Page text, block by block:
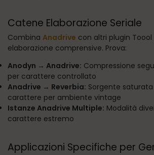
Catene Elaborazione Seriale
Combina Anadrive con altri plugin
elaborazione comprensive. Prova:
Anodyn → Anadrive: Compressione
per carattere controllato
Anadrive → Reverbia: Sorgente
carattere per ambiente vintage
Istanze Anadrive Multiple: Modalità
carattere estremo
Applicazioni Specifiche per